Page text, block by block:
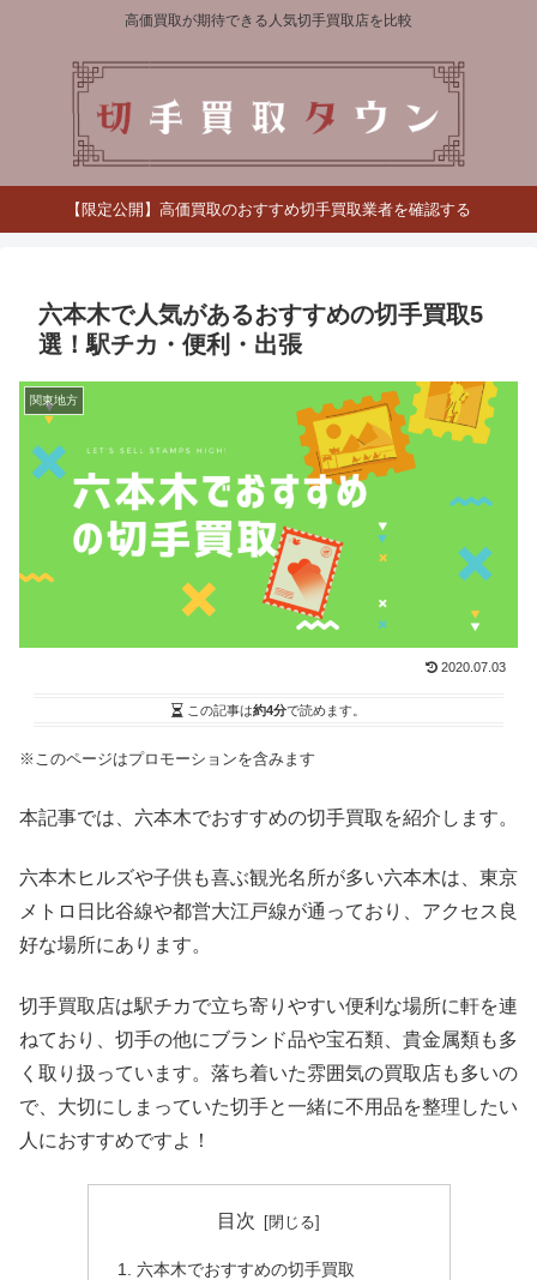
高価買取が期待できる人気切手買取店を比較
【限定公開】高価買取のおすすめ切手買取業者を確認する
六本木で人気があるおすすめの切手買取5
選！駅チカ・便利・出張
関東地方
2020.07.03
この記事は約4分で読めます。
※このページはプロモーションを含みます
本記事では、六本木でおすすめの切手買取を紹介します。
六本木ヒルズや子供も喜ぶ観光名所が多い六本木は、東京
メトロ日比谷線や都営大江戸線が通っており、アクセス良
好な場所にあります。
切手買取店は駅チカで立ち寄りやすい便利な場所に軒を連
ねており、切手の他にブランド品や宝石類、貴金属類も多
く取り扱っています。落ち着いた雰囲気の買取店も多いの
で、大切にしまっていた切手と一緒に不用品を整理したい
人におすすめですよ！
目次
六本木でおすすめの切手買取